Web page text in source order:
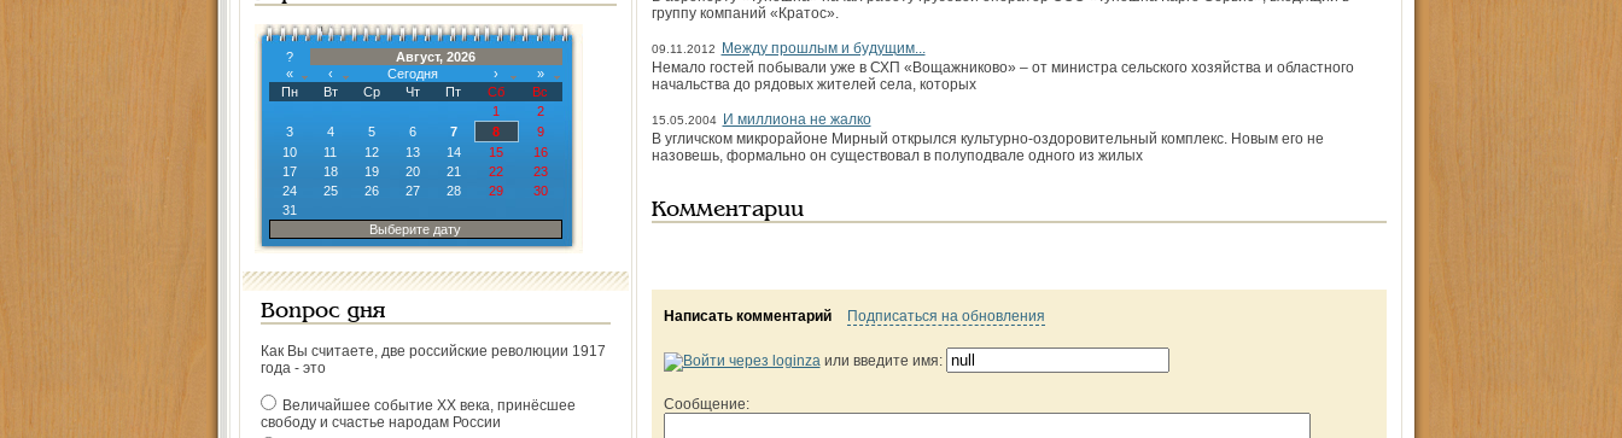
?
Август, 2026
«
‹ Сегодня ›
»
Пн
Вт Ср Чт Пт Сб
Вс
1
2
3
4 5 6 7 8
9
10
11 12 13 14 15
16
17
18 19 20 21 22
23
24
25 26 27 28 29
30
31
Выберите дату
Вопрос дня
Как Вы считаете, две российские революции 1917
года - это
Величайшее событие ХХ века, принёсшее
свободу и счастье народам России
группу компаний «Кратос».
09.11.2012
Между прошлым и будущим...
Немало гостей побывали уже в СХП «Вощажниково» – от министра сельского хозяйства и областного
начальства до рядовых жителей села, которых
15.05.2004
И миллиона не жалко
В угличском микрорайоне Мирный открылся культурно-оздоровительный комплекс. Новым его не
назовешь, формально он существовал в полуподвале одного из жилых
Комментарии
Написать комментарий Подписаться на обновления
или введите имя:
Сообщение: